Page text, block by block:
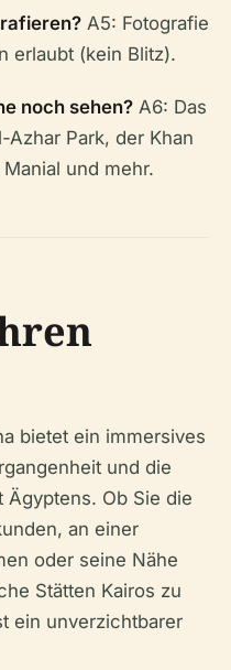
A5: Fotografie
erlaubt (kein Blitz).
noch sehen? A6: Das
Park, der Khan
und mehr.
bietet ein immersives
und die
Ob Sie die
an einer
oder seine Nähe
Stätten Kairos zu
ein unverzichtbarer